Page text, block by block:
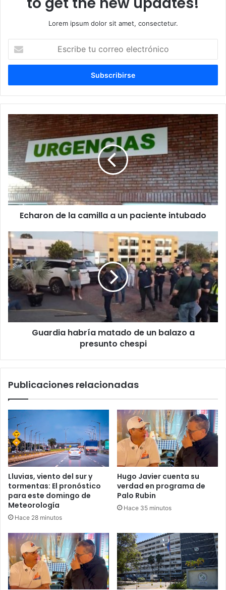
Lorem ipsum dolor sit amet, consectetur.
correo
Echaron de la camilla a un paciente intubado
Guardia habría matado de un balazo a
presunto chespi
Publicaciones relacionadas
Lluvias, viento del sur y
tormentas: El pronóstico
para este domingo de
Meteorología
Hace 28 minutos
Hugo Javier cuenta su
verdad en programa de
Palo Rubin
Hace 35 minutos